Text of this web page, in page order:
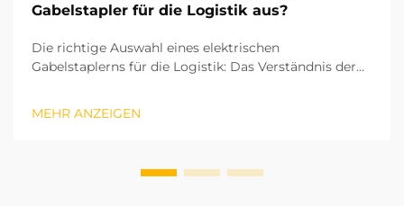
Gabelstapler für die Logistik aus?
Die richtige Auswahl eines elektrischen
Gabelstaplerns für die Logistik: Das Verständnis der
elektrischen Gabelstapler auszuwählen. Basierend auf
MEHR ANZEIGEN